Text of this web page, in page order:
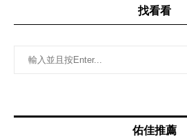
找看看
佑佳推薦